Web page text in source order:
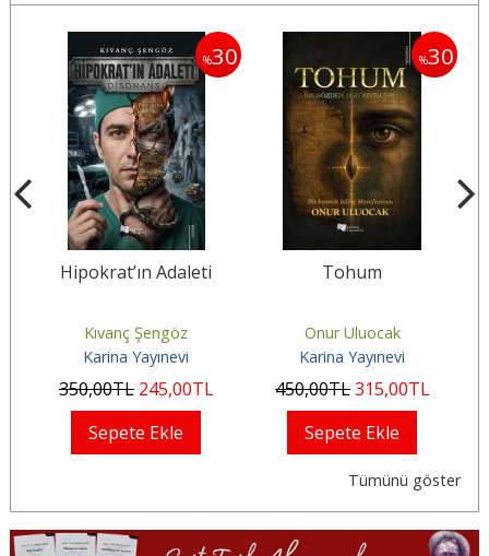
%30
Hipokrat’ın Adaleti
Kıvanç Şengöz
Karina Yayınevi
350,00TL 245,00TL
Sepete Ekle
%30
Tohum
Onur Uluocak
Karina Yayınevi
450,00TL315,00TL
Sepete Ekle
Tümünü göster